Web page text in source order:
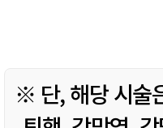
※ 단, 해당 시술